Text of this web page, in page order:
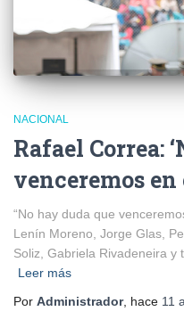
NACIONAL
Rafael Correa:
venceremos en
“No hay duda que
Lenín Moreno, Jorge Glas,
Soliz, Gabriela Rivadeneira y
Leer más
Por Administrador, hace 11